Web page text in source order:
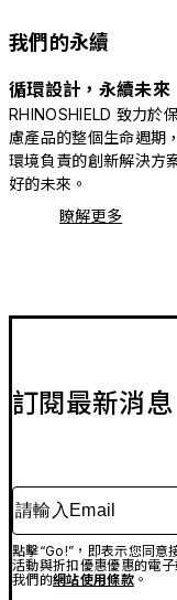
我們的永續
循環設計，永續未來
RHINOSHIELD 致力於
慮產品的整個生命週期
環境負責的創新解決方
好的未來。
瞭解更多
訂閱最新消息
請輸入Email
點擊“Go!”，即表示您同意
活動與折扣優惠優惠的電
我們的網站使用條款。